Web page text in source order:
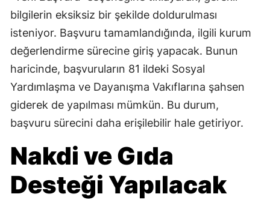
bilgilerin eksiksiz bir şekilde doldurulması
isteniyor. Başvuru tamamlandığında, ilgili kurum
değerlendirme sürecine giriş yapacak. Bunun
haricinde, başvuruların 81 ildeki Sosyal
Yardımlaşma ve Dayanışma Vakıflarına şahsen
giderek de yapılması mümkün. Bu durum,
başvuru sürecini daha erişilebilir hale getiriyor.
Nakdi ve Gıda
Desteği Yapılacak